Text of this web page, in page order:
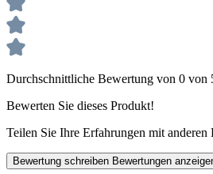
Durchschnittliche Bewertung von 0 von
Bewerten Sie dieses Produkt!
Teilen Sie Ihre Erfahrungen mit anderen
Bewertung schreiben Bewertungen